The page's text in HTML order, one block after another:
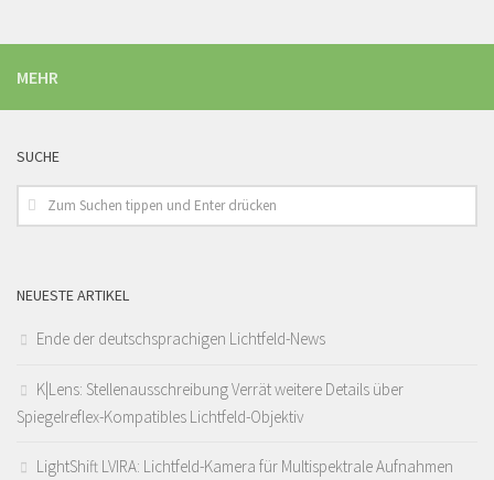
MEHR
SUCHE
NEUESTE ARTIKEL
Ende der deutschsprachigen Lichtfeld-News
K|Lens: Stellenausschreibung Verrät weitere Details über
Spiegelreflex-Kompatibles Lichtfeld-Objektiv
LightShift LVIRA: Lichtfeld-Kamera für Multispektrale Aufnahmen